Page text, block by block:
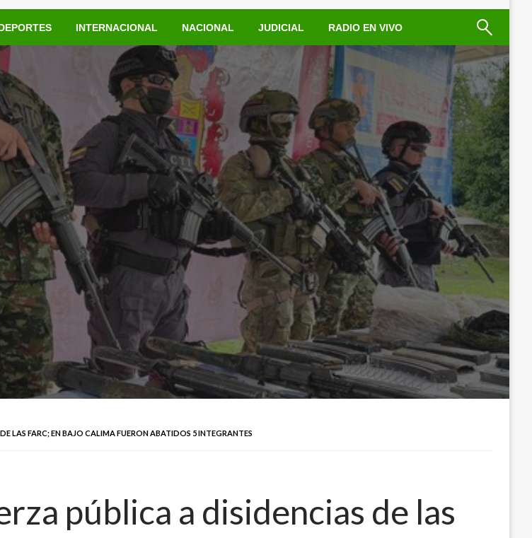
INTERNACIONAL NACIONAL JUDICIAL RADIO EN VIVO
LAS FARC; EN BAJO CALIMA FUERON ABATIDOS 5 INTEGRANTES
pública a disidencias de las